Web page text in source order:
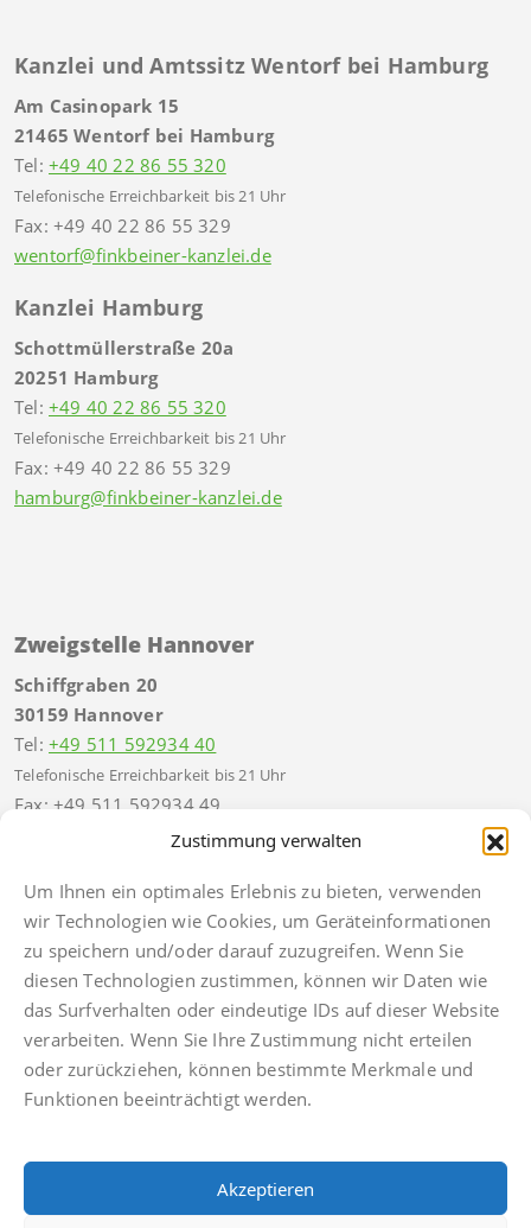
Zustimmung verwalten
Um Ihnen ein optimales Erlebnis zu bieten, verwenden
wir Technologien wie Cookies, um Geräteinformationen
zu speichern und/oder darauf zuzugreifen. Wenn Sie
diesen Technologien zustimmen, können wir Daten wie
das Surfverhalten oder eindeutige IDs auf dieser Website
verarbeiten. Wenn Sie Ihre Zustimmung nicht erteilen
oder zurückziehen, können bestimmte Merkmale und
Funktionen beeinträchtigt werden.
Akzeptieren
Kanzlei und Amtssitz Wentorf bei Hamburg
Am Casinopark 15
21465 Wentorf bei Hamburg
Tel: +49 40 22 86 55 320
Telefonische Erreichbarkeit bis 21 Uhr
Fax: +49 40 22 86 55 329
wentorf@finkbeiner-kanzlei.de
Kanzlei Hamburg
Schottmüllerstraße 20a
20251 Hamburg
Tel: +49 40 22 86 55 320
Telefonische Erreichbarkeit bis 21 Uhr
Fax: +49 40 22 86 55 329
hamburg@finkbeiner-kanzlei.de
Zweigstelle Hannover
Schiffgraben 20
30159 Hannover
Tel: +49 511 592934 40
Telefonische Erreichbarkeit bis 21 Uhr
Fax: +49 511 592934 49
hannover@finkbeiner-kanzlei.de
Impressum
Datenschutz
Anwaltsdinge
Facebook
Cookie Policy (EU)